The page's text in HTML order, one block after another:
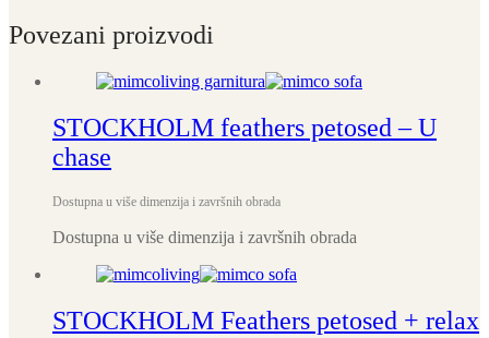
Povezani proizvodi
STOCKHOLM feathers petosed – U
chase
Dostupna u više dimenzija i završnih obrada
Dostupna u više dimenzija i završnih obrada
STOCKHOLM Feathers petosed + relax